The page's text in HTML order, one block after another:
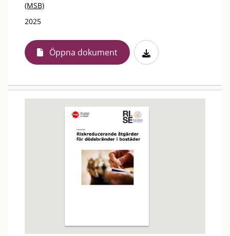
(MSB)
2025
Öppna dokument